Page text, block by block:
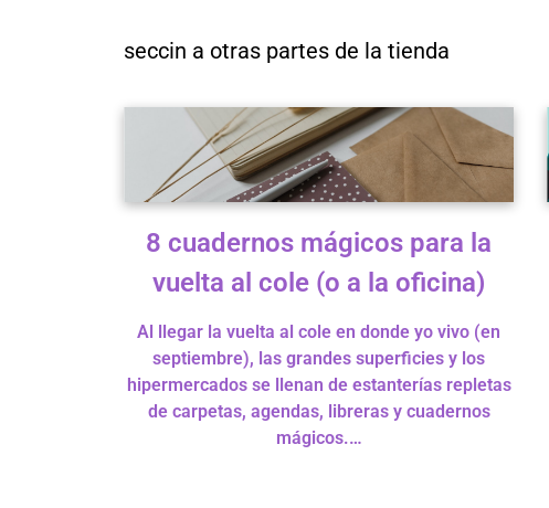
seccin a otras partes de la tienda
8 cuadernos mágicos para la
vuelta al cole (o a la oficina)
Al llegar la vuelta al cole en donde yo vivo (en
septiembre), las grandes superficies y los
hipermercados se llenan de estanterías repletas
de carpetas, agendas, libreras y cuadernos
mágicos.…